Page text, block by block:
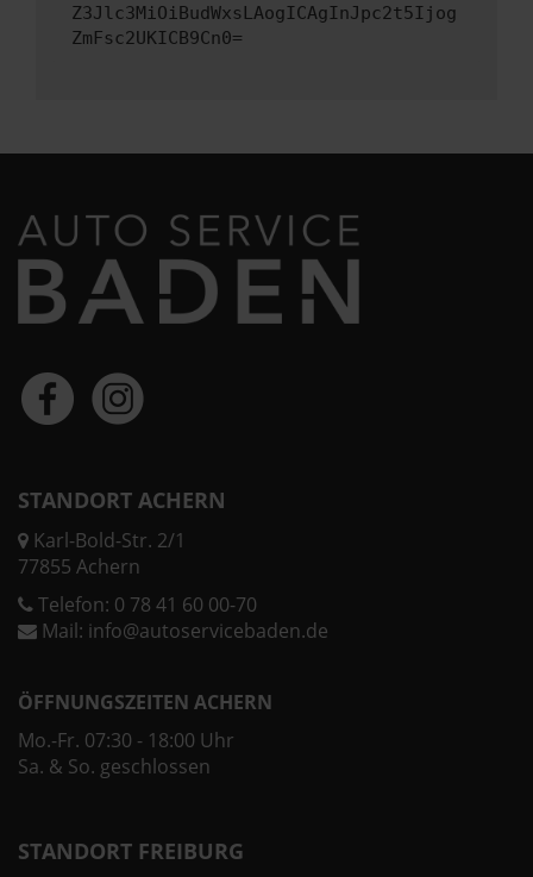
Z3Jlc3MiOiBudWxsLAogICAgInJpc2t5Ijog
ZmFsc2UKICB9Cn0=
STANDORT ACHERN
Karl-Bold-Str. 2/1
77855 Achern
Telefon: 0 78 41 60 00-70
Mail: info@autoservicebaden.de
ÖFFNUNGSZEITEN ACHERN
Mo.-Fr. 07:30 - 18:00 Uhr
Sa. & So. geschlossen
STANDORT FREIBURG